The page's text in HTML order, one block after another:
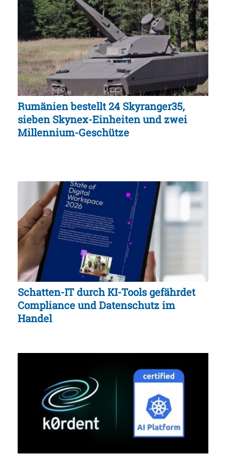
Rumänien bestellt 24 Skyranger35,
sieben Skynex-Einheiten und zwei
Millennium-Geschütze
Schatten-IT durch KI-Tools gefährdet
Compliance und Datenschutz im
Handel